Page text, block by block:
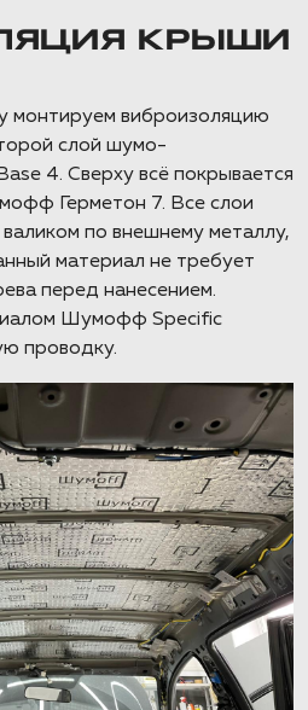
КРЫШИ
монтируем виброизоляцию
слой шумо-
4. Сверху всё покрывается
Герметон 7. Все слои
по внешнему металлу,
материал не требует
перед нанесением.
Шумофф Specific
проводку.